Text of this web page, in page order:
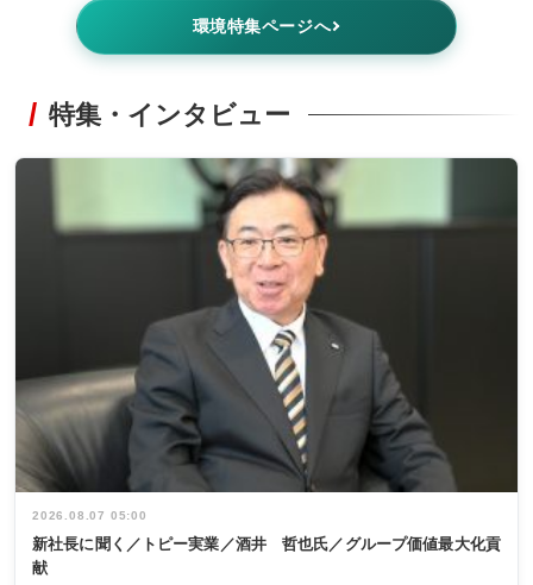
環境特集ページへ
特集・インタビュー
2026.08.07 05:00
新社長に聞く／トピー実業／酒井 哲也氏／グループ価値最大化貢
献